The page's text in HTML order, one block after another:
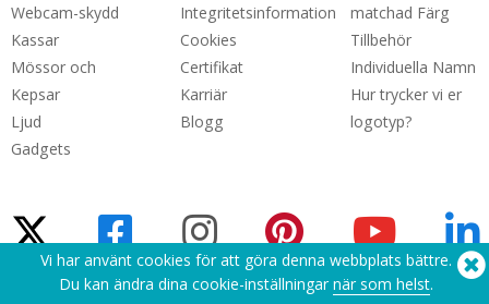
Webcam-skydd
Kassar
Mössor och
Kepsar
Ljud
Gadgets
Integritetsinformation
Cookies
Certifikat
Karriär
Blogg
matchad Färg
Tillbehör
Individuella Namn
Hur trycker vi er
logotyp?
Vi har använt cookies för att göra denna webbplats bättre.
Du kan ändra dina cookie-inställningar när som helst.